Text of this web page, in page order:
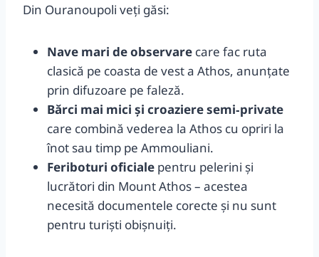
Din Ouranoupoli veți găsi:
Nave mari de observare care fac ruta
clasică pe coasta de vest a Athos, anunțate
prin difuzoare pe faleză.
Bărci mai mici și croaziere semi‑private
care combină vederea la Athos cu opriri la
înot sau timp pe Ammouliani.
Feriboturi oficiale pentru pelerini și
lucrători din Mount Athos – acestea
necesită documentele corecte și nu sunt
pentru turiști obișnuiți.